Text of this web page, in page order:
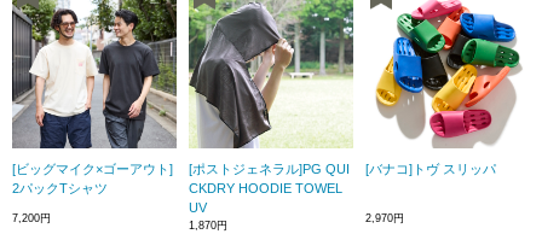
[ビッグマイク×ゴーアウト]
2パックTシャツ
7,200円
[ポストジェネラル]PG QUI
CKDRY HOODIE TOWEL
UV
1,870円
[バナコ]トヴ スリッパ
2,970円